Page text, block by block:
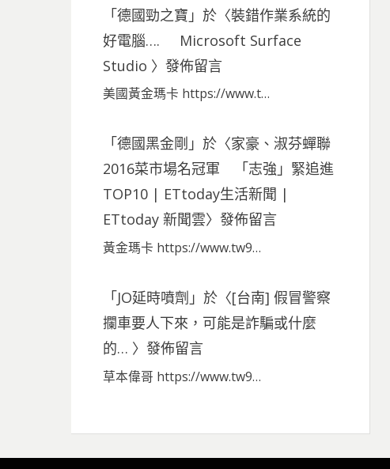
「德國勁之寶 」於〈裝錯作業系統的
好電腦…. Microsoft Surface
Studio 〉發佈留言
美國黃金瑪卡 https://www.t…
「德國黑金剛 」於〈家豪、淑芬蟬聯
2016菜市場名冠軍 「志強」緊追進
TOP10 | ETtoday生活新聞 |
ETtoday 新聞雲〉發佈留言
黃金瑪卡 https://www.tw9…
「JO延時噴劑 」於〈[台南] 假冒警察
攔車要人下來，可能是詐騙或什麼
的… 〉發佈留言
草本偉哥 https://www.tw9…